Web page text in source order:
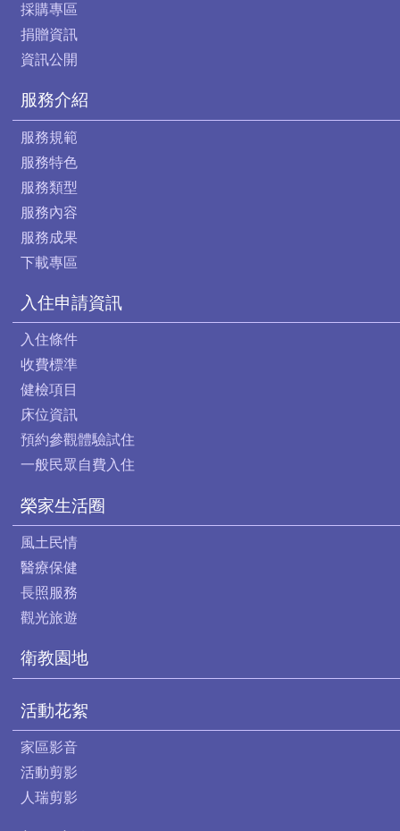
採購專區
捐贈資訊
資訊公開
服務介紹
服務規範
服務特色
服務類型
服務內容
服務成果
下載專區
入住申請資訊
入住條件
收費標準
健檢項目
床位資訊
預約參觀體驗試住
一般民眾自費入住
榮家生活圈
風土民情
醫療保健
長照服務
觀光旅遊
衛教園地
活動花絮
家區影音
活動剪影
人瑞剪影